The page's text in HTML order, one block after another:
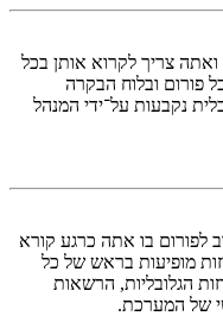
ואתה צריך לקרוא אותן בכל
פורום ובלוח הבקרה
נקבעות על־ידי המנהל
לפורום בו אתה כרגע קורא
מופיעות בראש של כל
הגלובליות, הרשאות
של המערכת.